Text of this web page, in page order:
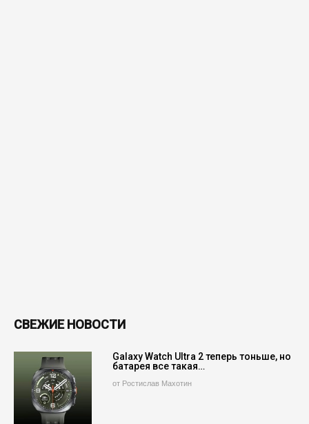
СВЕЖИЕ НОВОСТИ
Galaxy Watch Ultra 2 теперь тоньше, но
батарея все такая…
от Ростислав Махотин